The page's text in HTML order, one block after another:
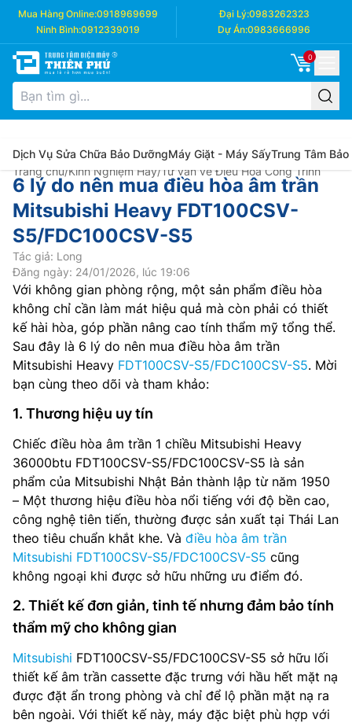
Mua Hàng Online:0918969699 Đại Lý:0983262323
Ninh Bình:0912339019 Dự Án:0983666996
0
Dịch Vụ Sửa Chữa Bảo DưỡngMáy Giặt - Máy SấyTrung Tâm Bảo
Trang chủ/Kinh Nghiệm Hay/Tư vấn về Điều Hòa Công Trình
6 lý do nên mua điều hòa âm trần
Mitsubishi Heavy FDT100CSV-
S5/FDC100CSV-S5
Tác giả: Long
Đăng ngày: 24/01/2026, lúc 19:06
Với không gian phòng rộng, một sản phẩm điều hòa
không chỉ cần làm mát hiệu quả mà còn phải có thiết
kế hài hòa, góp phần nâng cao tính thẩm mỹ tổng thể.
Sau đây là 6 lý do nên mua điều hòa âm trần
Mitsubishi Heavy FDT100CSV-S5/FDC100CSV-S5. Mời
bạn cùng theo dõi và tham khảo:
1. Thương hiệu uy tín
Chiếc điều hòa âm trần 1 chiều Mitsubishi Heavy
36000btu FDT100CSV-S5/FDC100CSV-S5 là sản
phẩm của Mitsubishi Nhật Bản thành lập từ năm 1950
– Một thương hiệu điều hòa nổi tiếng với độ bền cao,
công nghệ tiên tiến, thường được sản xuất tại Thái Lan
theo tiêu chuẩn khắt khe. Và điều hòa âm trần
Mitsubishi FDT100CSV-S5/FDC100CSV-S5 cũng
không ngoại khi được sở hữu những ưu điểm đó.
2. Thiết kế đơn giản, tinh tế nhưng đảm bảo tính
thẩm mỹ cho không gian
Mitsubishi FDT100CSV-S5/FDC100CSV-S5 sở hữu lối
thiết kế âm trần cassette đặc trưng với hầu hết mặt nạ
được đặt ẩn trong phòng và chỉ để lộ phần mặt nạ ra
bên ngoài. Với thiết kế này, máy đặc biệt phù hợp với